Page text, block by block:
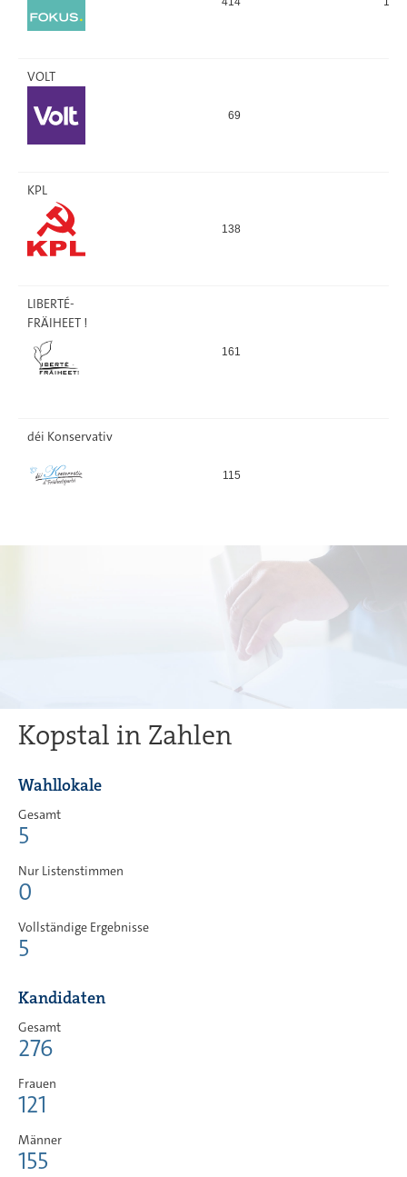
VOLT
69
KPL
138
LIBERTÉ-
FRÄIHEET !
161
déi Konservativ
115
Kopstal in Zahlen
Wahllokale
Gesamt
5
Nur Listenstimmen
0
Vollständige Ergebnisse
5
Kandidaten
Gesamt
276
Frauen
121
Männer
155